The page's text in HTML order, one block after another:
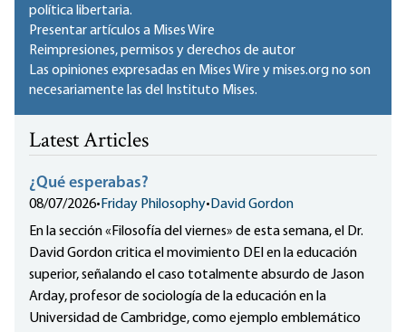
política libertaria.
Presentar artículos a Mises Wire
Reimpresiones, permisos y derechos de autor
Las opiniones expresadas en Mises Wire y mises.org no son
necesariamente las del Instituto Mises.
Latest Articles
¿Qué esperabas?
08/07/2026• Friday Philosophy• David Gordon
En la sección «Filosofía del viernes» de esta semana, el Dr.
David Gordon critica el movimiento DEI en la educación
superior, señalando el caso totalmente absurdo de Jason
Arday, profesor de sociología de la educación en la
Universidad de Cambridge, como ejemplo emblemático